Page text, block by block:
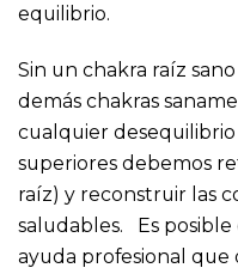
equilibrio.
Sin un chakra raíz
demás chakras
cualquier
superiores debemos
raíz) y reconstruir las
saludables. Es posible
ayuda profesional